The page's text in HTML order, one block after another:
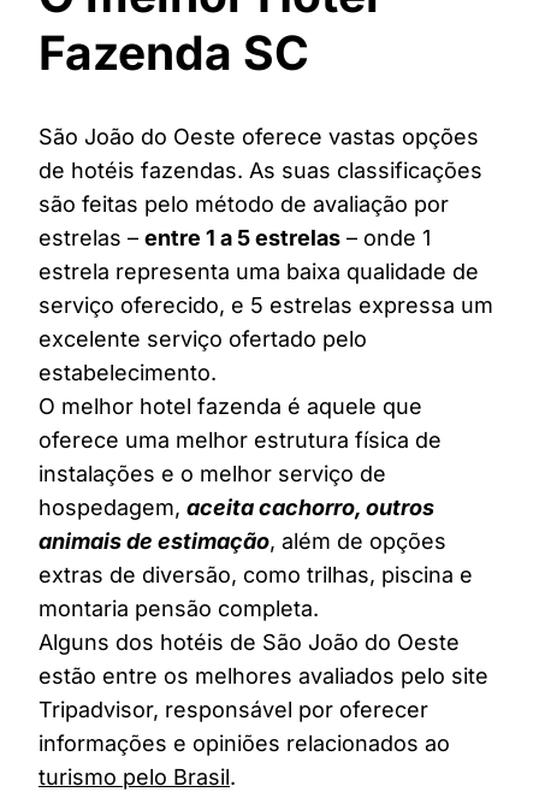
Fazenda SC
São João do Oeste oferece vastas opções
de hotéis fazendas. As suas classificações
são feitas pelo método de avaliação por
estrelas – entre 1 a 5 estrelas – onde 1
estrela representa uma baixa qualidade de
serviço oferecido, e 5 estrelas expressa um
excelente serviço ofertado pelo
estabelecimento.
O melhor hotel fazenda é aquele que
oferece uma melhor estrutura física de
instalações e o melhor serviço de
hospedagem, aceita cachorro, outros
animais de estimação, além de opções
extras de diversão, como trilhas, piscina e
montaria pensão completa.
Alguns dos hotéis de São João do Oeste
estão entre os melhores avaliados pelo site
Tripadvisor, responsável por oferecer
informações e opiniões relacionados ao
turismo pelo Brasil.